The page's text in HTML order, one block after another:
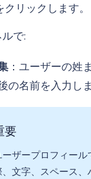
クリックします。
で:
：ユーザーの姓
の名前を入力し
要
ーザープロフィール
、文字、スペース